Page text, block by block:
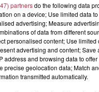
de retrouver Younes
partnersdo the following data
on a device; Use limited data
advertising; Measure
of data from different
personalised content; Use
advertising and content;
address and browsing data to
precise geolocation data; Match
transmitted automatically.